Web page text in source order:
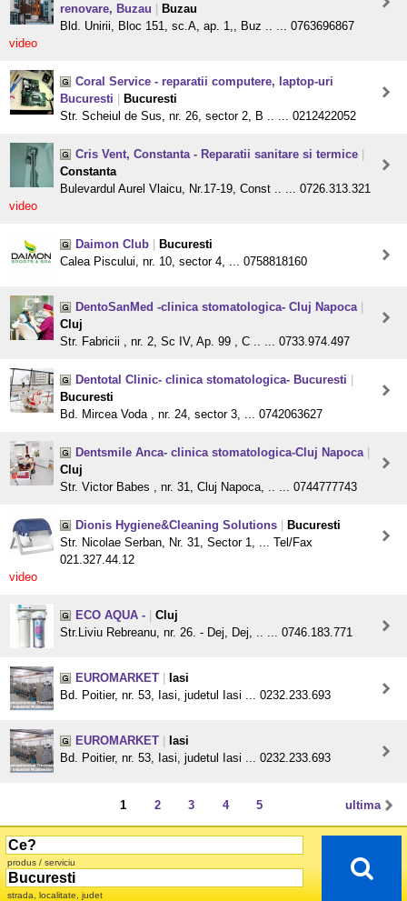
renovare, Buzau
Buzau
Bld. Unirii, Bloc 151, sc.A, ap. 1,, Buz .. ... 0763696867
video
Coral Service - reparatii computere, laptop-uri
Bucuresti
Bucuresti
Str. Scheiul de Sus, nr. 26, sector 2, B .. ... 0212422052
Cris Vent, Constanta - Reparatii sanitare si termice
Constanta
Bulevardul Aurel Vlaicu, Nr.17-19, Const .. ... 0726.313.321
video
Daimon Club
Bucuresti
Calea Piscului, nr. 10, sector 4, ... 0758818160
DentoSanMed -clinica stomatologica- Cluj Napoca
Cluj
Str. Fabricii , nr. 2, Sc IV, Ap. 99 , C .. ... 0733.974.497
Dentotal Clinic- clinica stomatologica- Bucuresti
Bucuresti
Bd. Mircea Voda , nr. 24, sector 3, ... 0742063627
Dentsmile Anca- clinica stomatologica-Cluj Napoca
Cluj
Str. Victor Babes , nr. 31, Cluj Napoca, .. ... 0744777743
Dionis Hygiene&Cleaning Solutions
Bucuresti
Str. Nicolae Serban, Nr. 31, Sector 1, ... Tel/Fax
021.327.44.12
video
ECO AQUA -
Cluj
Str.Liviu Rebreanu, nr. 26. - Dej, Dej, .. ... 0746.183.771
EUROMARKET
Iasi
Bd. Poitier, nr. 53, Iasi, judetul Iasi ... 0232.233.693
EUROMARKET
Iasi
Bd. Poitier, nr. 53, Iasi, judetul Iasi ... 0232.233.693
ultima
1 2 3 4 5
produs / serviciu
strada, localitate, judet